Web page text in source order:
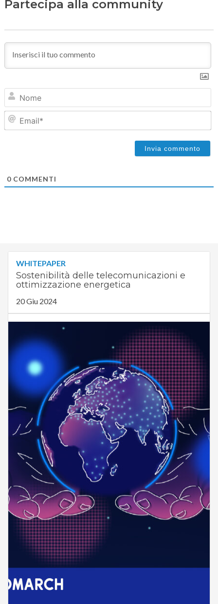
Partecipa alla community
0COMMENTI
WHITEPAPER
Sostenibilità delle telecomunicazioni e
ottimizzazione energetica
20 Giu 2024